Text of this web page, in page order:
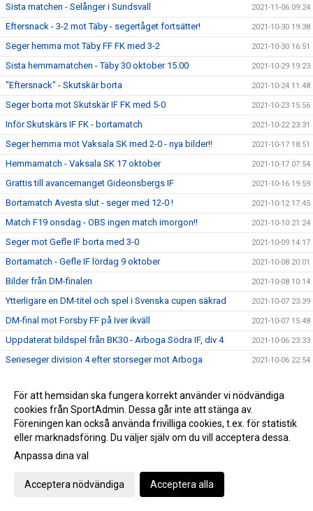
Sista matchen - Selånger i Sundsvall 2021-11-06 09:24
Eftersnack - 3-2 mot Täby - segertåget fortsätter! 2021-10-30 19:38
Seger hemma mot Täby FF FK med 3-2 2021-10-30 16:51
Sista hemmamatchen - Täby 30 oktober 15.00 2021-10-29 19:23
"Eftersnack" - Skutskär borta 2021-10-24 11:48
Seger borta mot Skutskär IF FK med 5-0 2021-10-23 15:56
Inför Skutskärs IF FK - bortamatch 2021-10-22 23:31
Seger hemma mot Vaksala SK med 2-0 - nya bilder!! 2021-10-17 18:51
Hemmamatch - Vaksala SK 17 oktober 2021-10-17 07:54
Grattis till avancemanget Gideonsbergs IF 2021-10-16 19:59
Bortamatch Avesta slut - seger med 12-0 ! 2021-10-12 17:45
Match F19 onsdag - OBS ingen match imorgon!! 2021-10-10 21:24
Seger mot Gefle IF borta med 3-0 2021-10-09 14:17
Bortamatch - Gefle IF lördag 9 oktober 2021-10-08 20:01
Bilder från DM-finalen 2021-10-08 10:14
Ytterligare en DM-titel och spel i Svenska cupen säkrad 2021-10-07 23:39
DM-final mot Forsby FF på Iver ikväll 2021-10-07 15:48
Uppdaterat bildspel från BK30 - Arboga Södra IF, div 4 2021-10-06 23:33
Serieseger division 4 efter storseger mot Arboga 2021-10-06 22:54
Stormatch på söndag - mot GUSK 2021-10-03 10:24
Svenska Cupen mot KIF Örebro - välkomna! 2021-09-29 09:44
Seger med 1-0 hemma mot Gefle IF 2021-09-11 16:58
Gameday Västerås BK30-Gefle IF
Seger mot Degerfors IF i Svenska Cupen mot Degerfors
med 7-1
För att hemsidan ska fungera korrekt använder vi nödvändiga
cookies från SportAdmin. Dessa går inte att stänga av.
Föreningen kan också använda frivilliga cookies, t.ex. för statistik
eller marknadsföring. Du väljer själv om du vill acceptera dessa.
Anpassa dina val
Acceptera nödvändiga Acceptera alla